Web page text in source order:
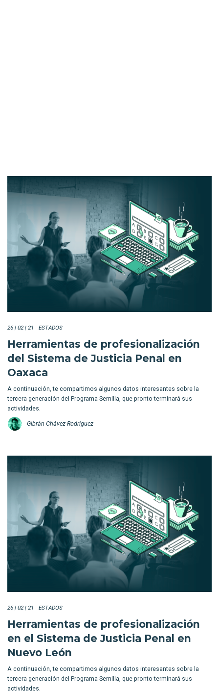
26 | 02 | 21 ESTADOS
Herramientas de profesionalización
del Sistema de Justicia Penal en
Oaxaca
A continuación, te compartimos algunos datos interesantes sobre la
tercera generación del Programa Semilla, que pronto terminará sus
actividades.
Gibrán Chávez Rodriguez
26 | 02 | 21 ESTADOS
Herramientas de profesionalización
en el Sistema de Justicia Penal en
Nuevo León
A continuación, te compartimos algunos datos interesantes sobre la
tercera generación del Programa Semilla, que pronto terminará sus
actividades.